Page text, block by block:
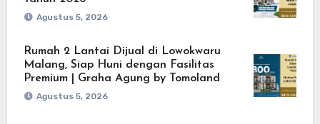
Agustus 5, 2026
Rumah 2 Lantai Dijual di Lowokwaru
Malang, Siap Huni dengan Fasilitas
Premium | Graha Agung by Tomoland
Agustus 5, 2026